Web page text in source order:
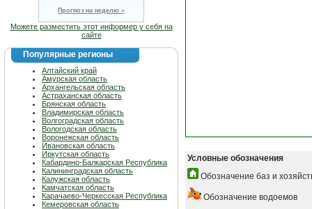
Прогноз на неделю »
Можете разместить этот информер у себя на
сайте
Популярные регионы
Алтайский край
Амурская область
Архангельская область
Астраханская область
Брянская область
Владимирская область
Волгоградская область
Вологодская область
Воронежская область
Ивановская область
Иркутская область
Кабардино-Балкарская Республика
Калининградская область
Калужская область
Камчатская область
Карачаево-Черкесская Республика
Кемеровская область
Условные обозначения
Обозначение баз и
Обозначение водоемов